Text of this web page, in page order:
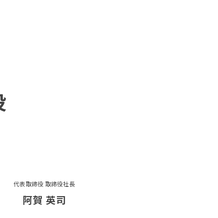
代表取締役 取締役社長
阿賀 英司